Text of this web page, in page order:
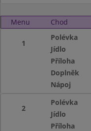
Menu Chod
1
Polévka
Jídlo
Příloha
Doplněk
Nápoj
2
Polévka
Jídlo
Příloha